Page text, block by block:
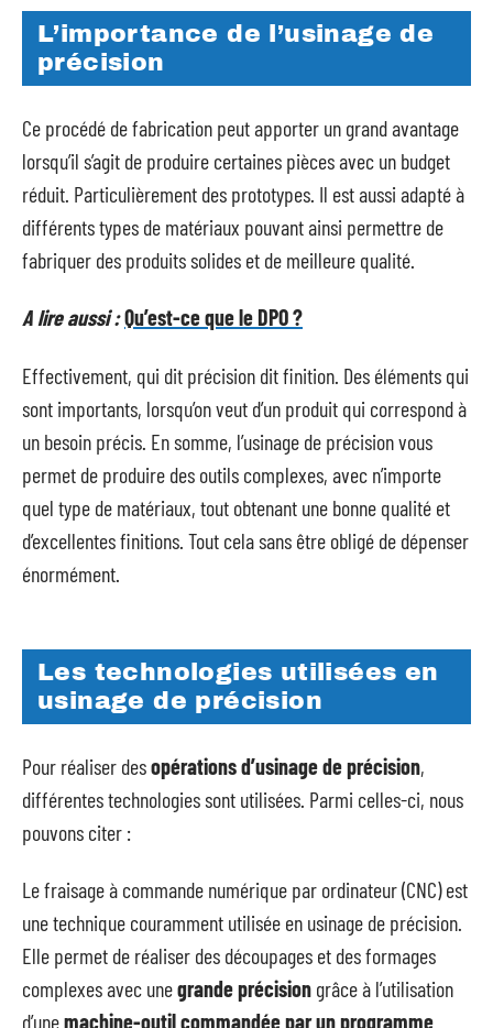
L’importance de l’usinage de
précision
Ce procédé de fabrication peut apporter un grand avantage
lorsqu’il s’agit de produire certaines pièces avec un budget
réduit. Particulièrement des prototypes. Il est aussi adapté à
différents types de matériaux pouvant ainsi permettre de
fabriquer des produits solides et de meilleure qualité.
A lire aussi :Qu’est-ce que le DPO ?
Effectivement, qui dit précision dit finition. Des éléments qui
sont importants, lorsqu’on veut d’un produit qui correspond à
un besoin précis. En somme, l’usinage de précision vous
permet de produire des outils complexes, avec n’importe
quel type de matériaux, tout obtenant une bonne qualité et
d’excellentes finitions. Tout cela sans être obligé de dépenser
énormément.
Les technologies utilisées en
usinage de précision
Pour réaliser desopérations d’usinage de précision,
différentes technologies sont utilisées. Parmi celles-ci, nous
pouvons citer :
Le fraisage à commande numérique par ordinateur (CNC) est
une technique couramment utilisée en usinage de précision.
Elle permet de réaliser des découpages et des formages
complexes avec unegrande précision grâce à l’utilisation
d’unemachine-outil commandée par un programme